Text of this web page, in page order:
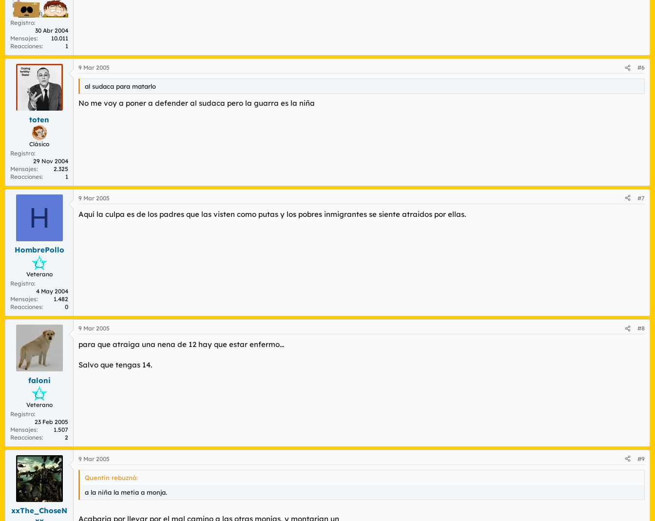
Registro
30 Abr 2004
Mensajes
10.011
Reacciones
1
toten
Clásico
Registro
29 Nov 2004
Mensajes
2.325
Reacciones
1
9 Mar 2005 #6
al sudaca para matarlo
No me voy a poner a defender al sudaca pero la guarra es la niña
H
HombrePollo
Veterano
Registro
4 May 2004
Mensajes
1.482
Reacciones
0
9 Mar 2005 #7
Aquí la culpa es de los padres que las visten como putas y los pobres inmigrantes se siente atraidos por ellas.
faloni
Veterano
Registro
23 Feb 2005
Mensajes
1.507
Reacciones
2
9 Mar 2005 #8
para que atraiga una nena de 12 hay que estar enfermo...
Salvo que tengas 14.
xxThe_ChoseN
9 Mar 2005 #9
Quentin rebuznó:
a la niña la metia a monja.
Acabaria por llevar por el mal camino a las otras monjas, y montarian un